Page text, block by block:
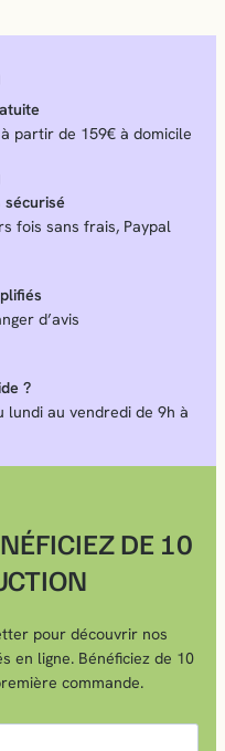
partir de 159€ à domicile
sécurisé
fois sans frais, Paypal
d’avis
?
lundi au vendredi de 9h à
DE 10
pour découvrir nos
en ligne. Bénéficiez de 10
commande.